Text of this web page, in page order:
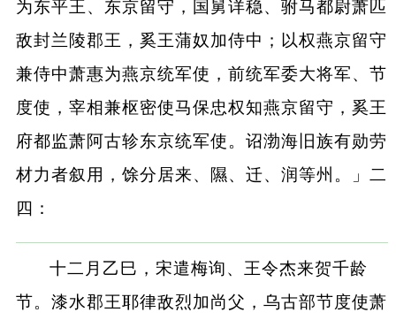
为东平王、东京留守，国舅详稳、驸马都尉萧匹
敌封兰陵郡王，奚王蒲奴加侍中；以权燕京留守
兼侍中萧惠为燕京统军使，前统军委大将军、节
度使，宰相兼枢密使马保忠权知燕京留守，奚王
府都监萧阿古轸东京统军使。诏渤海旧族有勋劳
材力者叙用，馀分居来、隰、迁、润等州。」二
四：
十二月乙巳，宋遣梅询、王令杰来贺千龄
节。漆水郡王耶律敌烈加尚父，乌古部节度使萧